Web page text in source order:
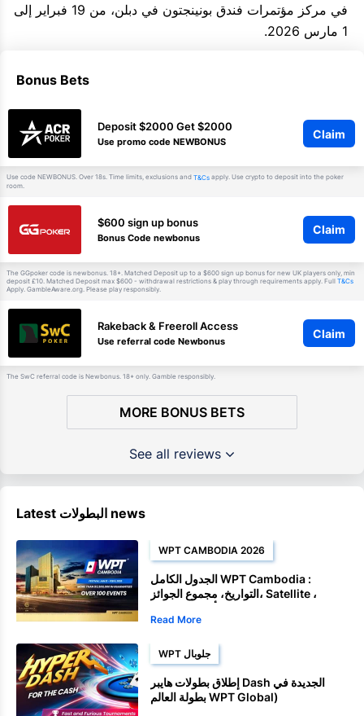
في مركز مؤتمرات فندق بونينجتون في دبلن، من 19 فبراير إلى
1 مارس 2026.
Bonus Bets
Deposit $2000 Get $2000
Use promo code NEWBONUS
Claim
Use code NEWBONUS. Over 18s. Time limits, exclusions and T&Cs apply. Use crypto to deposit into the poker
room.
$600 sign up bonus
Bonus Code newbonus
Claim
The GGpoker code is newbonus. 18+. Matched Deposit up to a $600 sign up bonus for new UK players only, min
deposit £10. Matched Deposit max $600 - withdrawal restrictions & play through requirements apply. Full T&Cs
Apply. GambleAware.org. Please play responsibly.
Rakeback & Freeroll Access
Use referral code Newbonus
Claim
The SwC referral code is Newbonus. 18+ only. Gamble responsibly.
MORE BONUS BETS
See all reviews
Latest البطولات news
WPT CAMBODIA 2026
الجدول الكامل WPT Cambodia :
التواريخ، مجموع الجوائز، Satellite ،
Read More
WPT جلوبال
إطلاق بطولات هايبر Dash الجديدة في
بطولة العالم WPT Global)